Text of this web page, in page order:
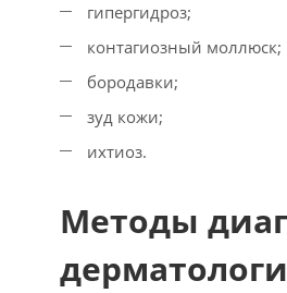
гипергидроз;
контагиозный моллюск;
бородавки;
зуд кожи;
ихтиоз.
Методы